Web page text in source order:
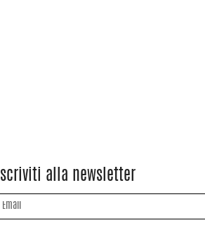
Iscriviti alla newsletter